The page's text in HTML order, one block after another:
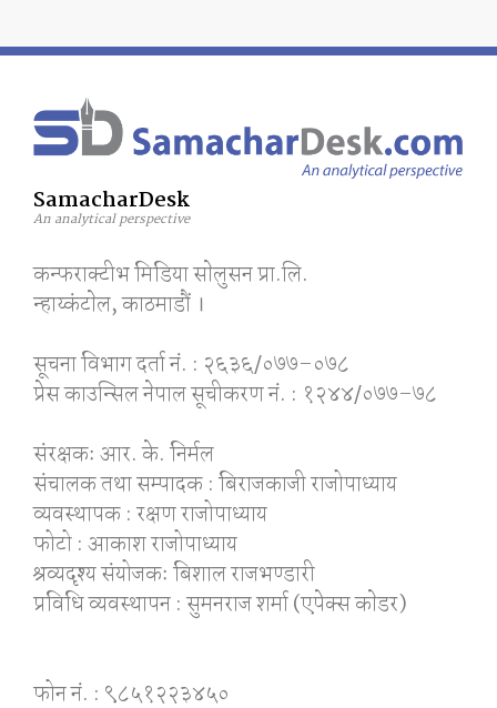
SamacharDesk
An analytical perspective
कन्फराक्टीभ मिडिया साेलुसन प्रा.लि.
न्हाय्कंटाेल, काठमाडाैं ।
सूचना विभाग दर्ता नं. : २६३६/०७७–०७८
प्रेस काउन्सिल नेपाल सूचीकरण नं. : १२४४/०७७–७८
संरक्षकः आर. के. निर्मल
संचालक तथा सम्पादक : बिराजकाजी राजोपाध्याय
व्यवस्थापक : रक्षण राजोपाध्याय
फोटो : आकाश राजोपाध्याय
श्रव्यदृश्य संयोजकः बिशाल राजभण्डारी
प्रविधि व्यवस्थापन : सुमनराज शर्मा (एपेक्स काेडर)
फोन नं. : ९८५१२२३४५०